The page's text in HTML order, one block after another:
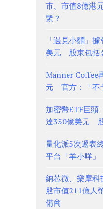
市、市值8億港
繫？
「遇見小麵」
美元 股東包括
Manner Coffee
元 官方：「不
加密幣ETF巨頭
達350億美元
量化派5次遞表
平台「羊小咩
納芯微、樂摩
股市值211億人
備商